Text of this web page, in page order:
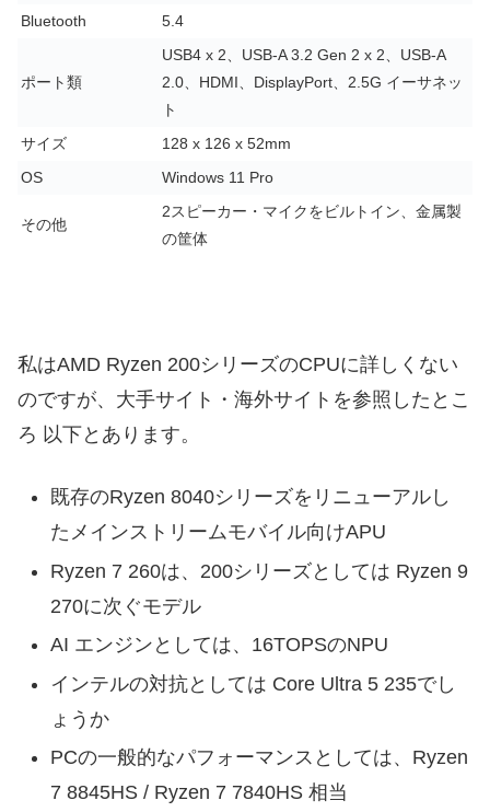
Bluetooth 5.4
ポート類
USB4 x 2、USB-A 3.2 Gen 2 x 2、USB-A
2.0、HDMI、DisplayPort、2.5G イーサネッ
ト
サイズ
128 x 126 x 52mm
OS
Windows 11 Pro
その他
2スピーカー・マイクをビルトイン、金属製
の筐体
私はAMD Ryzen 200シリーズのCPUに詳しくない
のですが、大手サイト・海外サイトを参照したとこ
ろ 以下とあります。
既存のRyzen 8040シリーズをリニューアルし
たメインストリームモバイル向けAPU
Ryzen 7 260は、200シリーズとしては Ryzen 9
270に次ぐモデル
AI エンジンとしては、16TOPSのNPU
インテルの対抗としては Core Ultra 5 235でし
ょうか
PCの一般的なパフォーマンスとしては、Ryzen
7 8845HS / Ryzen 7 7840HS 相当